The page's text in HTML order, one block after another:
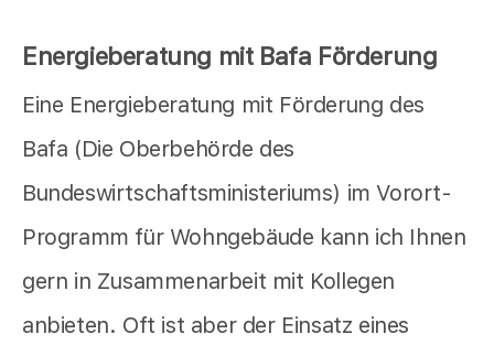
Energieberatung mit Bafa Förderung
Eine Energieberatung mit Förderung des
Bafa (Die Oberbehörde des
Bundeswirtschaftsministeriums) im Vorort-
Programm für Wohngebäude kann ich Ihnen
gern in Zusammenarbeit mit Kollegen
anbieten. Oft ist aber der Einsatz eines